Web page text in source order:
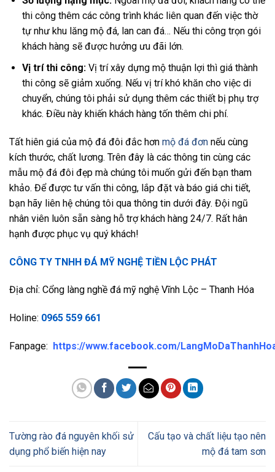
thi công thêm các công trình khác liên quan đến việc thờ
tự như khu lăng mộ đá, lan can đá… Nếu thi công trọn gói
khách hàng sẽ được hưởng ưu đãi lớn.
Vị trí thi công:Vị trí xây dựng mộ thuận lợi thì giá thành
thi công sẽ giảm xuống. Nếu vị trí khó khăn cho việc di
chuyển, chúng tôi phải sử dụng thêm các thiết bị phụ trợ
khác. Điều này khiến khách hàng tốn thêm chi phí.
Tất hiên giá của mộ đá đôi đắc hơn mộ đá đơn nếu cùng
kích thước, chất lương. Trên đây là các thông tin cùng các
mẫu mộ đá đôi đẹp mà chúng tôi muốn gửi đến bạn tham
khảo. Để được tư vấn thi công, lắp đặt và báo giá chi tiết,
bạn hãy liên hệ chúng tôi qua thông tin dưới đây. Đội ngũ
nhân viên luôn sẵn sàng hỗ trợ khách hàng 24/7. Rất hân
hạnh được phục vụ quý khách!
CÔNG TY TNHH ĐÁ MỸ NGHỆ TIỀN LỘC PHÁT
Địa chỉ: Cổng làng nghề đá mỹ nghệ Vĩnh Lộc – Thanh Hóa
Holine: 0965 559 661
Fanpage: https://www.facebook.com/
Tường rào đá nguyên khối sử
dụng phổ biến hiện nay
Cấu tạo và chất liệu tạo nên
mộ đá tam sơn